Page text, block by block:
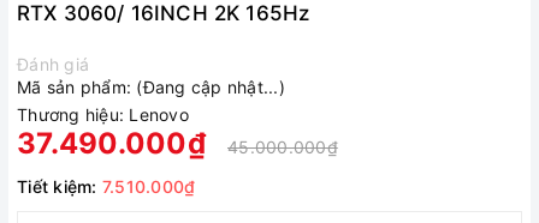
RTX 3060/ 16INCH 2K 165Hz
Đánh giá
Mã sản phẩm: (Đang cập nhật...)
Thương hiệu: Lenovo
37.490.000₫
45.000.000₫
Tiết kiệm: 7.510.000₫